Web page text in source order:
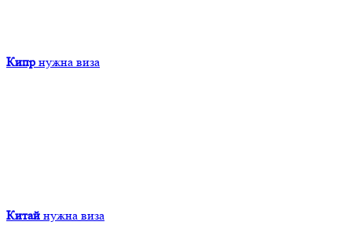
Кипр нужна виза
Китай нужна виза